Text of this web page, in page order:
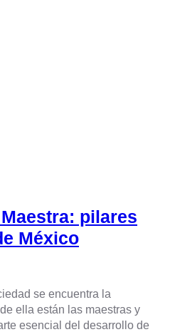
pilares
México
se encuentra la
ella están las maestras y
esencial del desarrollo de